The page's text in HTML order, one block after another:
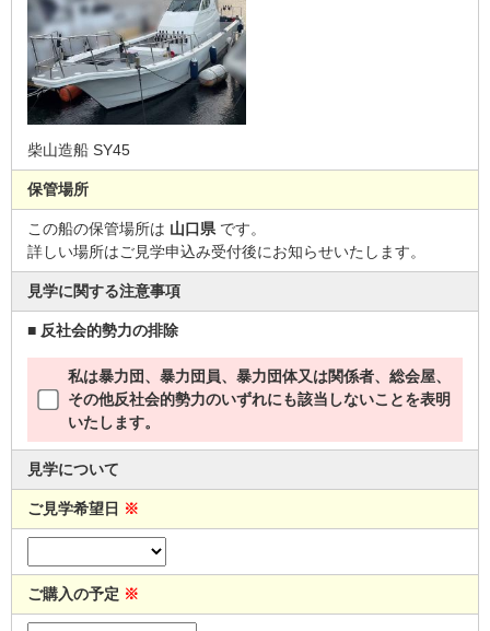
柴山造船 SY45
保管場所
この船の保管場所は 山口県 です。
詳しい場所はご見学申込み受付後にお知らせいたします。
見学に関する注意事項
■ 反社会的勢力の排除
私は暴力団、暴力団員、暴力団体又は関係者、総会屋、
その他反社会的勢力のいずれにも該当しないことを表明
いたします。
見学について
ご見学希望日 ※
ご購入の予定 ※